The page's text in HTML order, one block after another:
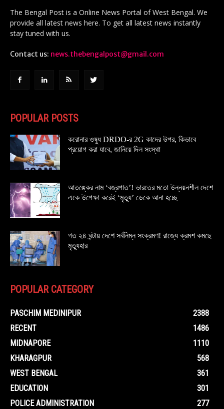
The Bengal Post is a Online News Portal of West Bengal. We
provide all latest news here. To get all latest news instantly
stay tuned with us.
Contact us: news.thebengalpost@gmail.com
POPULAR POSTS
করোনার ওষুধ DRDO-র 2G কাদের উপর, কিভাবে
প্রয়োগ করা যাবে, জানিয়ে দিল সংস্থা
আতঙ্কের নাম ‘বজ্রপাত’! ভারতের মতো উন্নয়নশীল দেশে
একে উপেক্ষা করেই ‘মৃত্যু’ ডেকে আনা হচ্ছে
গত ২৪ ঘন্টায় দেশে সর্বনিম্ন সংক্রমণ! রাজ্যে ক্রমশ কমছে
মৃত্যুহার
POPULAR CATEGORY
PASCHIM MEDINIPUR
2388
RECENT
1486
MIDNAPORE
1110
KHARAGPUR
568
WEST BENGAL
361
EDUCATION
301
POLICE ADMINISTRATION
277